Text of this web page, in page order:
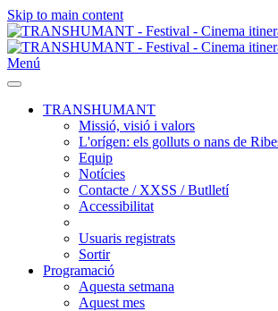
Skip to main content
Menú
TRANSHUMANT
Missió, visió i valors
L'orígen: els golluts o nans de
Equip
Notícies
Contacte / XXSS / Butlletí
Accessibilitat
Usuaris registrats
Sortir
Programació
Aquesta setmana
Aquest mes